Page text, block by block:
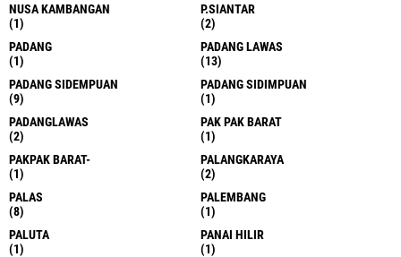
NUSA KAMBANGAN
(1)
P.SIANTAR
(2)
PADANG
(1)
PADANG LAWAS
(13)
PADANG SIDEMPUAN
(9)
PADANG SIDIMPUAN
(1)
PADANGLAWAS
(2)
PAK PAK BARAT
(1)
PAKPAK BARAT-
(1)
PALANGKARAYA
(2)
PALAS
(8)
PALEMBANG
(1)
PALUTA
(1)
PANAI HILIR
(1)